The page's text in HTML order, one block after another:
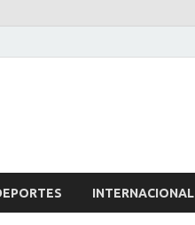
INTERNACIONAL